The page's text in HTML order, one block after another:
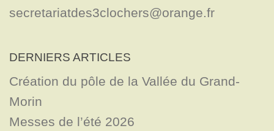
secretariatdes3clochers@orange.fr
DERNIERS ARTICLES
Création du pôle de la Vallée du Grand-
Morin
Messes de l’été 2026